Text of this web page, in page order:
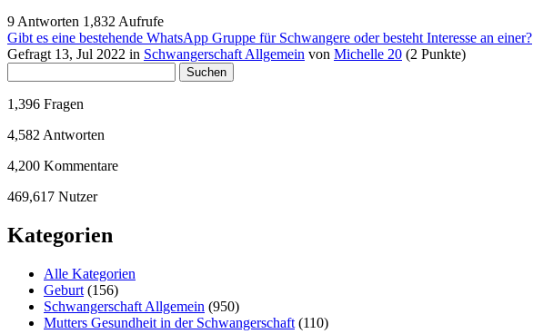
9 Antworten 1,832 Aufrufe
Gibt es eine bestehende WhatsApp Gruppe für Schwangere oder besteht Interesse an einer?
Gefragt 13, Jul 2022 in Schwangerschaft Allgemein von Michelle 20 (2 Punkte)
1,396 Fragen
4,582 Antworten
4,200 Kommentare
469,617 Nutzer
Kategorien
Alle Kategorien
Geburt (156)
Schwangerschaft Allgemein (950)
Mutters Gesundheit in der Schwangerschaft (110)